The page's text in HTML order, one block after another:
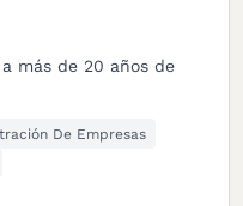
más de 20 años de
De Empresas